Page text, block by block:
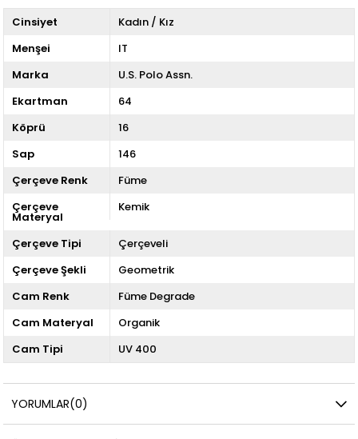
Cinsiyet
Kadın / Kız
Menşei
IT
Marka
U.S. Polo Assn.
Ekartman
64
Köprü
16
Sap
146
Çerçeve Renk
Füme
Çerçeve
Materyal
Kemik
Çerçeve Tipi
Çerçeveli
Çerçeve Şekli
Geometrik
Cam Renk
Füme Degrade
Cam Materyal
Organik
Cam Tipi
UV 400
YORUMLAR(0)